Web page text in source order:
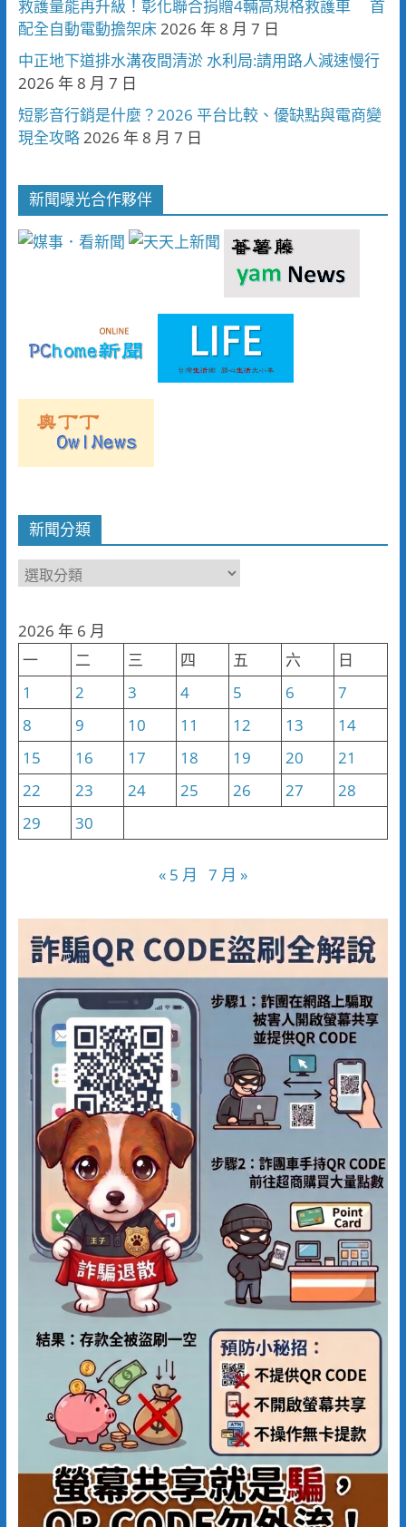
救護量能再升級！彰化聯合捐贈4輛高規格救護車 首
配全自動電動擔架床2026 年 8 月 7 日
中正地下道排水溝夜間清淤 水利局:請用路人減速慢行
2026 年 8 月 7 日
短影音行銷是什麼？2026 平台比較、優缺點與電商變
現全攻略2026 年 8 月 7 日
新聞曝光合作夥伴
新聞分類
新
類
2026 年 6 月
一
二 三 四 五 六
日
1
2 3 4 5 6
7
8
9 10 11 12 13
14
15
16 17 18 19 20
21
22
23 24 25 26 27
28
29
30
« 5 月 7 月 »